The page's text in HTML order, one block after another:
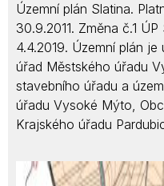
Územní plán Slatina.
30.9.2011. Změna č.1
4.4.2019. Územní plán
úřad Městského úřadu
stavebního úřadu a
úřadu Vysoké Mýto,
Krajského úřadu